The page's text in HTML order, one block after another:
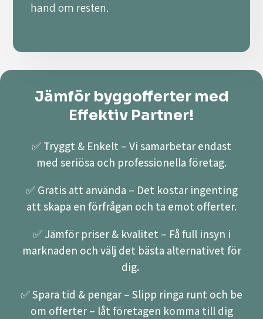
hand om resten.
Jämför byggofferter med
Effektiv Partner!
✅ Tryggt & Enkelt – Vi samarbetar endast
med seriösa och professionella företag.
✅ Gratis att använda – Det kostar ingenting
att skapa en förfrågan och ta emot offerter.
✅ Jämför priser & kvalitet – Få full insyn i
marknaden och välj det bästa alternativet för
dig.
✅ Spara tid & pengar – Slipp ringa runt och be
om offerter – låt företagen komma till dig